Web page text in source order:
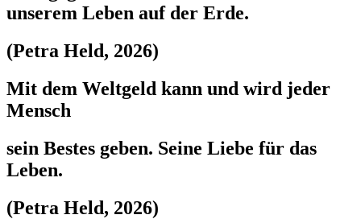
unserem Leben auf der Erde.
(Petra Held, 2026)
Mit dem Weltgeld kann und wird jeder
Mensch
sein Bestes geben. Seine Liebe für das
Leben.
(Petra Held, 2026)